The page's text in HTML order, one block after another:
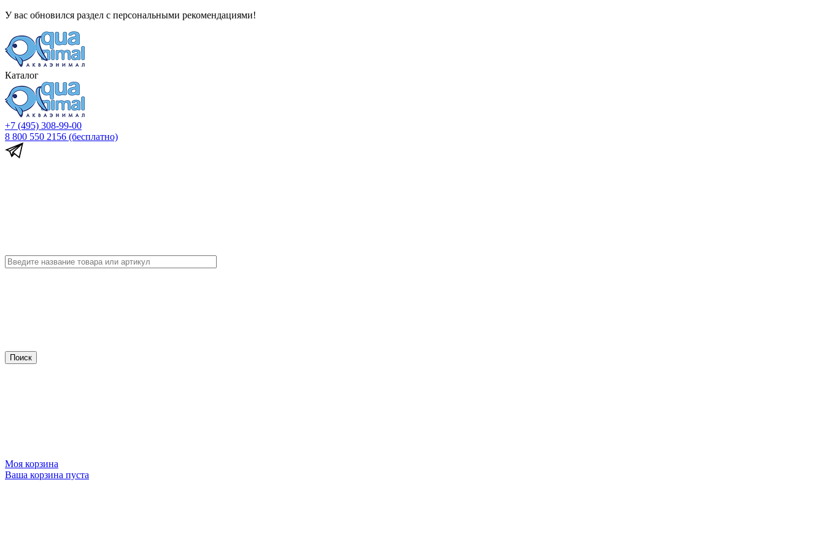
У вас обновился раздел с персональными рекомендациями!
Каталог
+7 (495) 308-99-00
8 800 550 2156 (бесплатно)
Моя корзина
Ваша корзина пуста